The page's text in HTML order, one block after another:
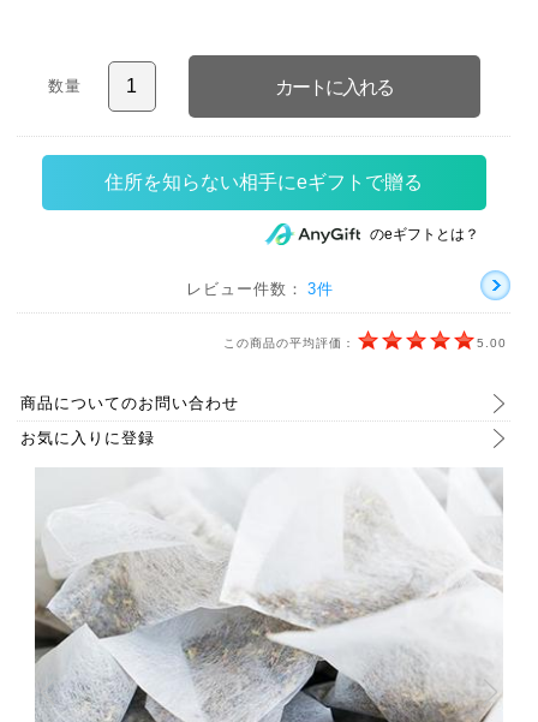
数量
住所を知らない相手にeギフトで贈る
のeギフトとは？
レビュー件数： 3件
この商品の平均評価： 5.00
商品についてのお問い合わせ
お気に入りに登録